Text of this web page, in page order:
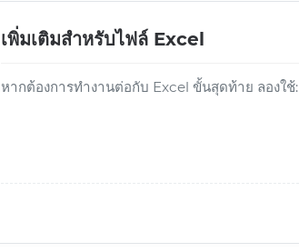
เพิ่มเติมสำหรับไฟล์ Excel
หากต้องการทำงานต่อกับ Excel ขั้นสุดท้าย ลองใช้: